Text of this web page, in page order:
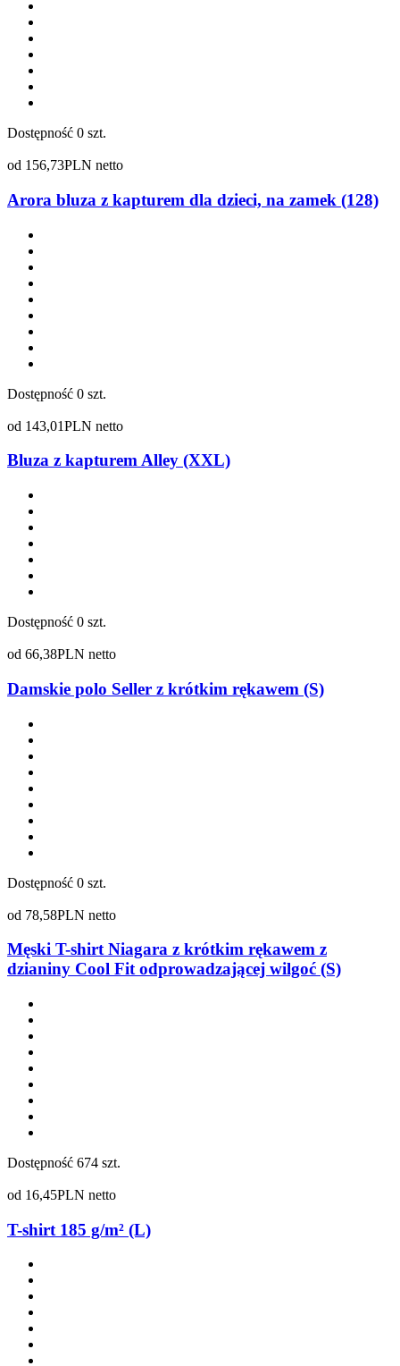
Dostępność 0 szt.
od 156,73PLN netto
Arora bluza z kapturem dla dzieci, na zamek (128)
Dostępność 0 szt.
od 143,01PLN netto
Bluza z kapturem Alley (XXL)
Dostępność 0 szt.
od 66,38PLN netto
Damskie polo Seller z krótkim rękawem (S)
Dostępność 0 szt.
od 78,58PLN netto
Męski T-shirt Niagara z krótkim rękawem z
dzianiny Cool Fit odprowadzającej wilgoć (S)
Dostępność 674 szt.
od 16,45PLN netto
T-shirt 185 g/m² (L)